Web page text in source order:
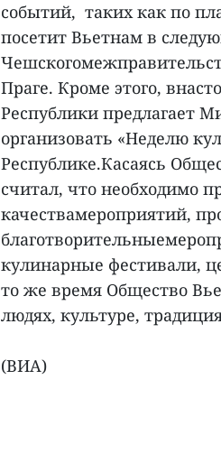
событий, таких как по
посетит Вьетнам в
Праге. Кроме этого,
Республики предлагает
организовать «Неделю
Республике.Касаясь
считал, что необходимо
качествамероприятий,
кулинарные фестивали,
то же время Общество
людях, культуре,
(ВИА)